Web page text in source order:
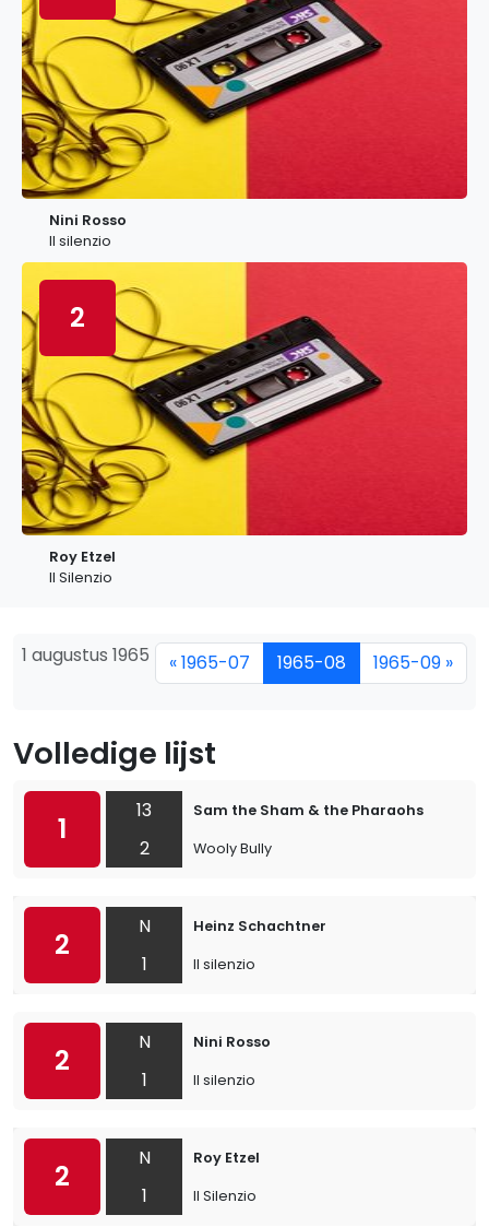
Nini Rosso
Il silenzio
2
Roy Etzel
Il Silenzio
1 augustus 1965 « 1965-07 1965-08 1965-09 »
Volledige lijst
1
13
2
Sam the Sham & the Pharaohs
Wooly Bully
2
N
1
Heinz Schachtner
Il silenzio
2
N
1
Nini Rosso
Il silenzio
2
N
1
Roy Etzel
Il Silenzio